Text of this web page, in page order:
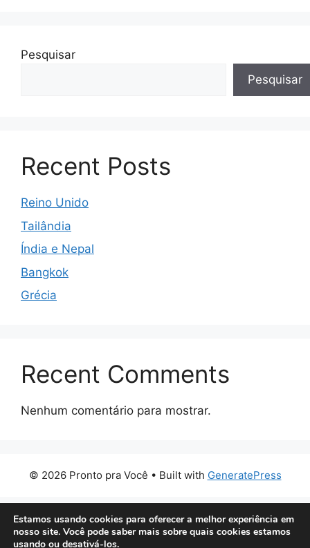
Pesquisar
Pesquisar
Recent Posts
Reino Unido
Tailândia
Índia e Nepal
Bangkok
Grécia
Recent Comments
Nenhum comentário para mostrar.
© 2026 Pronto pra Você • Built with GeneratePress
Estamos usando cookies para oferecer a melhor experiência em
nosso site. Você pode saber mais sobre quais cookies estamos
usando ou desativá-los.